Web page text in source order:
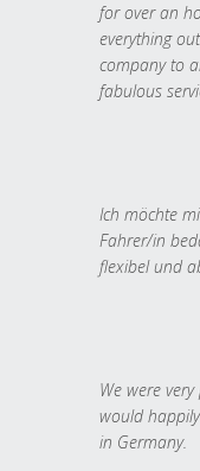
for over an
everything
company to
fabulous
Ich möchte
Fahrer/in
flexibel und
We were
would
in Germany.